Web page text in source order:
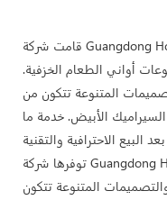
قامت شركة Guangdong Hosen Two Eight Ceramics Co.,Ltd بإجراء
أواني الطعام الخزفية.
المتنوعة تتكون من
الأبيض. خدمة ما
بعد البيع الاحترافية والتقنية Q&A هي الحماية الأكثر صلابة التي
توفرها شركة Guangdong Hosen Two Eight Ceramics Co.,Ltd
المتنوعة تتكون